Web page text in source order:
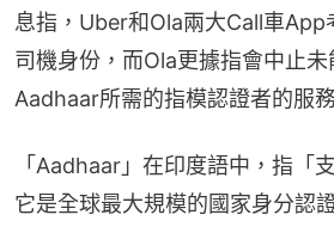
息指，Uber和Ola兩大Call車
司機身份，而Ola更據指會中止
Aadhaar所需的指模認證者的服
「Aadhaar」在印度語中，指「
它是全球最大規模的國家身分認